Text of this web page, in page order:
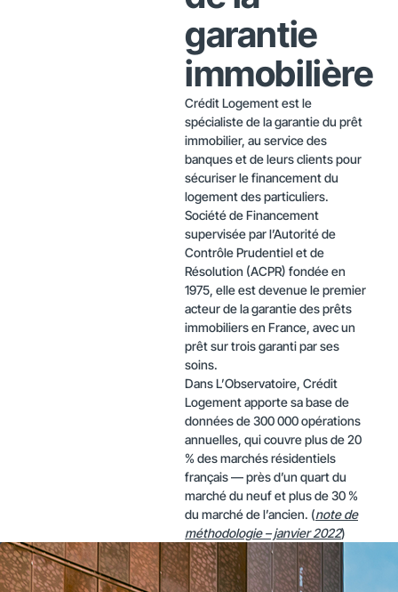
garantie
immobilière
Crédit Logement est le
spécialiste de la garantie du prêt
immobilier, au service des
banques et de leurs clients pour
sécuriser le financement du
logement des particuliers.
Société de Financement
supervisée par l’Autorité de
Contrôle Prudentiel et de
Résolution (ACPR) fondée en
1975, elle est devenue le premier
acteur de la garantie des prêts
immobiliers en France, avec un
prêt sur trois garanti par ses
soins.
Dans L’Observatoire, Crédit
Logement apporte sa base de
données de 300 000 opérations
annuelles, qui couvre plus de 20
% des marchés résidentiels
français — près d’un quart du
marché du neuf et plus de 30 %
du marché de l’ancien. (note de
méthodologie – janvier 2022)